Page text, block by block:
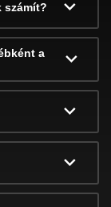
számít?
a